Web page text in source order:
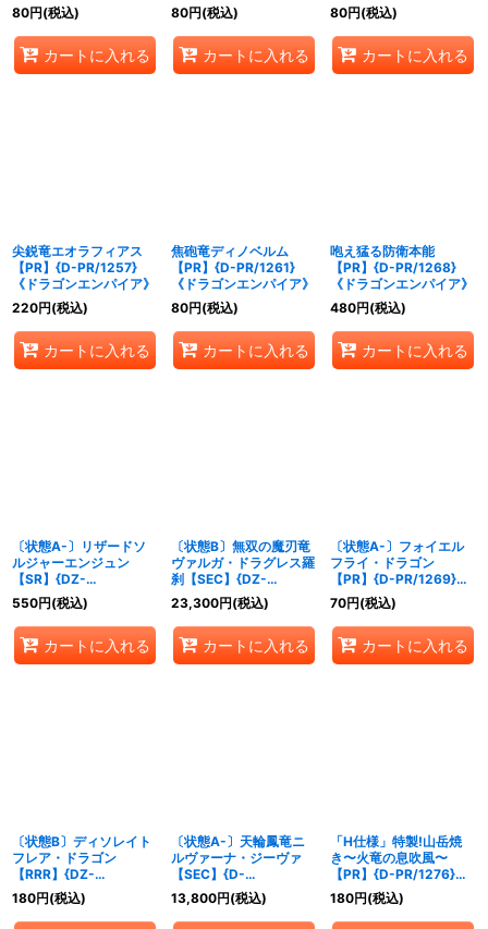
80円(税込)
カートに入れる
80円(税込)
カートに入れる
80円(税込)
カートに入れる
尖鋭竜エオラフィアス
【PR】{D-PR/1257}
《ドラゴンエンパイア》
220円(税込)
カートに入れる
焦砲竜ディノベルム
【PR】{D-PR/1261}
《ドラゴンエンパイア》
80円(税込)
カートに入れる
咆え猛る防衛本能
【PR】{D-PR/1268}
《ドラゴンエンパイア》
480円(税込)
カートに入れる
〔状態A-〕リザードソ
ルジャーエンジュン
【SR】{DZ-
BT09/SR07}《ドラゴン
エンパイア》
550円(税込)
カートに入れる
〔状態B〕無双の魔刃竜
ヴァルガ・ドラグレス羅
刹【SEC】{DZ-
BT05/SEC01}《ドラゴ
ンエンパイア》
23,300円(税込)
カートに入れる
〔状態A-〕フォイエル
フライ・ドラゴン
【PR】{D-PR/1269}
《ドラゴンエンパイア》
70円(税込)
カートに入れる
〔状態B〕ディソレイト
フレア・ドラゴン
【RRR】{DZ-
BT09/002}《ドラゴン
エンパイア》
180円(税込)
〔状態A-〕天輪鳳竜ニ
ルヴァーナ・ジーヴァ
【SEC】{D-
SS11/SEC01}《ドラゴ
ンエンパイア》
13,800円(税込)
「H仕様」特製!山岳焼
き〜火竜の息吹風〜
【PR】{D-PR/1276}
《ドラゴンエンパイア》
180円(税込)